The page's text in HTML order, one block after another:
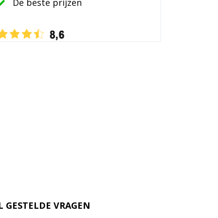
De beste prijzen
GESTELDE VRAGEN